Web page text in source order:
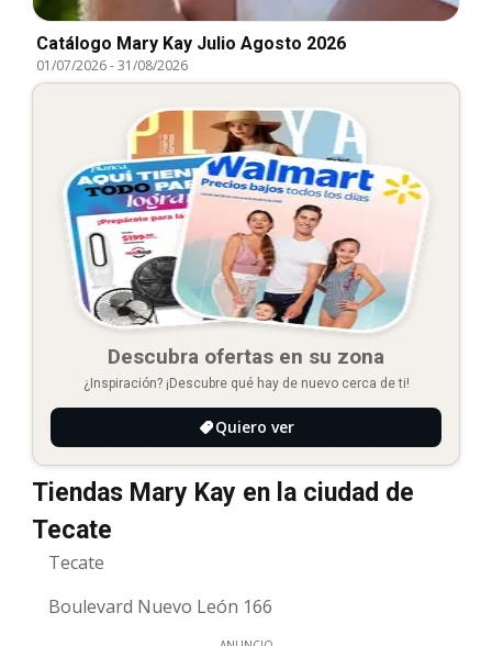
Catálogo Mary Kay Julio Agosto 2026
01/07/2026-31/08/2026
Descubra ofertas en su zona
¿Inspiración? ¡Descubre qué hay de nuevo cerca de ti!
Quiero ver
Tiendas Mary Kay en la ciudad de
Tecate
Tecate
Boulevard Nuevo León 166